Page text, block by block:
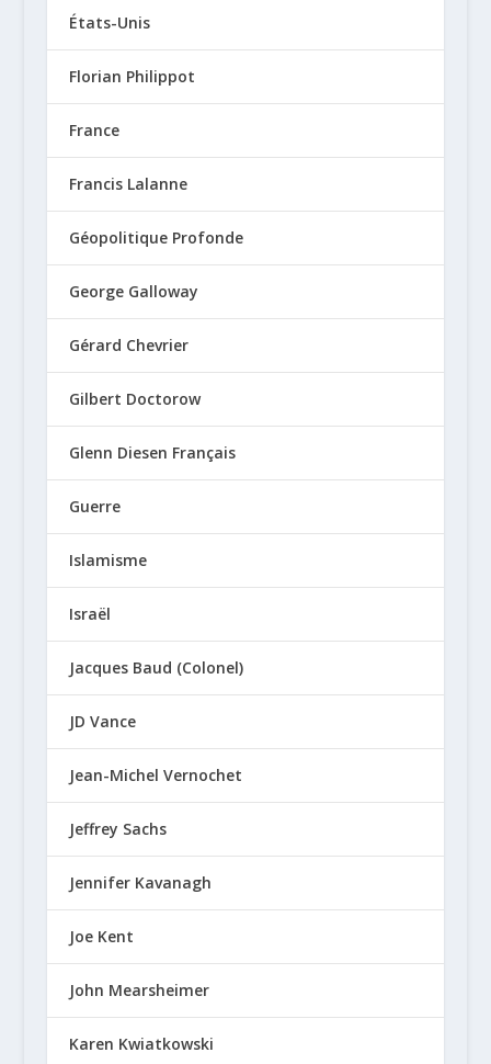
États-Unis
Florian Philippot
France
Francis Lalanne
Géopolitique Profonde
George Galloway
Gérard Chevrier
Gilbert Doctorow
Glenn Diesen Français
Guerre
Islamisme
Israël
Jacques Baud (Colonel)
JD Vance
Jean-Michel Vernochet
Jeffrey Sachs
Jennifer Kavanagh
Joe Kent
John Mearsheimer
Karen Kwiatkowski